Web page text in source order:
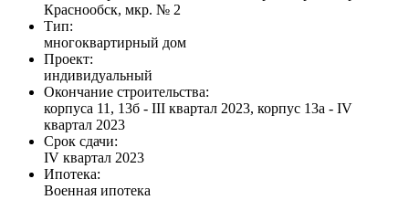
Краснообск, мкр. № 2
Тип:
многоквартирный дом
Проект:
индивидуальный
Окончание строительства:
корпуса 11, 13б - III квартал 2023, корпус 13а - IV
квартал 2023
Срок сдачи:
IV квартал 2023
Ипотека:
Военная ипотека